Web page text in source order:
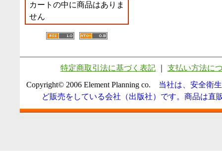
カートの中に商品はありま
せん
特定商取引法に基づく表記
支払い方法に
Copyright© 2006 Element Planning co. 当社は、安全衛
ど販売をしている会社（出版社）です。商品は直